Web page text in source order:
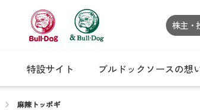
株主・
特設サイト ブルドックソースの想
麻辣トッポギ